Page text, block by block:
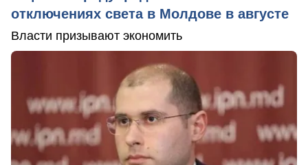
отключениях света в Молдове в августе
Власти призывают экономить